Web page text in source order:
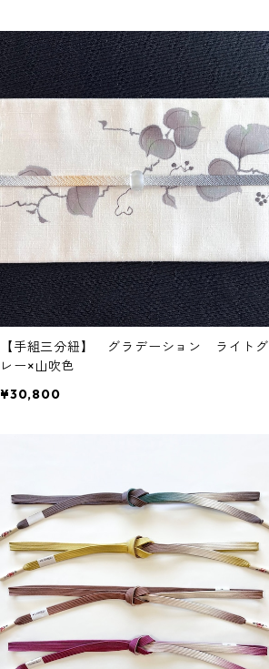
【手組三分紐】 グラデーション ライトグ
レー×山吹色
¥30,800